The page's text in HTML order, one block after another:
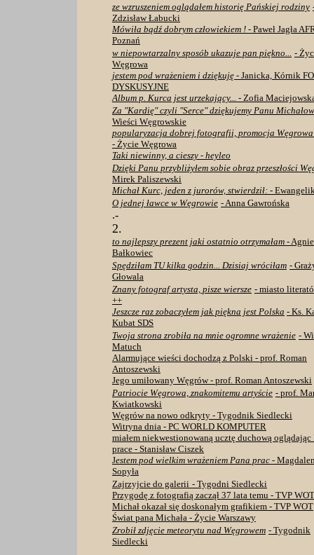
ze wzruszeniem oglądałem historię Pańskiej rodziny
Zdzisław Łabucki
Mówiła bądź dobrym człowiekiem ! - Paweł Jagła
Poznań
w niepowtarzalny sposób ukazuje pan piękno... -
Węgrowa
jestem pod wrażeniem i dziękuję - Janicka, Kórnik
DYSKUSYJNE
Album p. Kurca jest urzekający... - Zofia
Za "Kardię" czyli "Serce" dziękujemy Panu
Wieści Węgrowskie
popularyzacja dobrej fotografii, promocja
- Życie Węgrowa
Taki niewinny, a cieszy - heyleo
Dzięki Panu przybliżyłem sobie obraz przeszłości
Mirek Paliszewski
Michał Kurc, jeden z jurorów, stwierdził: -
O jednej ławce w Węgrowie - Anna Gawrońska
.-
2.
to najlepszy prezent jaki ostatnio otrzymałam -
Bałkowiec
Spędziłam TU kilka godzin... Dzisiaj wróciłam -
Głowala
Znany fotograf artysta, pisze wiersze - miasto
++
Jeszcze raz zobaczyłem jak piękna jest Polska - Ks.
Kubat SDS
Twoja strona zrobiła na mnie ogromne wrażenie -
Matuch
Alarmujące wieści dochodzą z Polski - prof. Roman
Antoszewski
Jego umiłowany Węgrów - prof. Roman Antoszewski
Patriocie Węgrowa, znakomitemu artyście - prof.
Kwiatkowski
Węgrów na nowo odkryty - Tygodnik Siedlecki
Witryna dnia - PC WORLD KOMPUTER
miałem niekwestionowaną ucztę duchową oglądając
prace - Stanisław Ciszek
Jestem pod wielkim wrażeniem Pana prac -
Sopyła
Zajrzyjcie do galerii - Tygodni Siedlecki
Przygodę z fotografią zaczął 37 lata temu - TVP WOT
Michał okazał się doskonałym grafikiem - TVP WOT
Świat pana Michała - Życie Warszawy
Zrobił zdjęcie meteorytu nad Węgrowem - Tygodnik
Siedlecki